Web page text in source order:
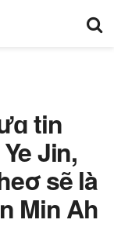
tin
Jin,
sẽ là
Min Ah